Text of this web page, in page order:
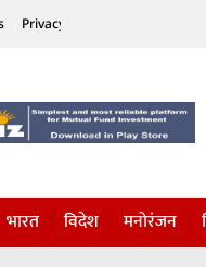
Privacy Policy
भारत विदेश मनोरंजन